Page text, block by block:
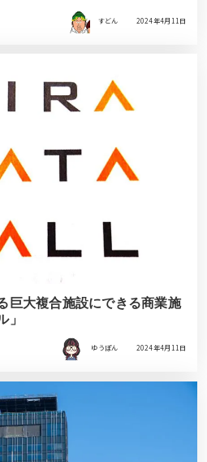
すどん 2024年4月11日
巨大複合施設にできる商業施
」
ゆうぽん 2024年4月11日